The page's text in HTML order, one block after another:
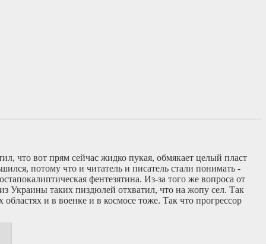
что вот прям сейчас жидко пукая, обмякает целый пласт
потому что и читатель и писатель стали понимать -
фентезятина. Из-за того же вопроса от
Украины таких пиздюлей отхватил, что на жопу сел. Так
и в военке и в космосе тоже. Так что прогрессор